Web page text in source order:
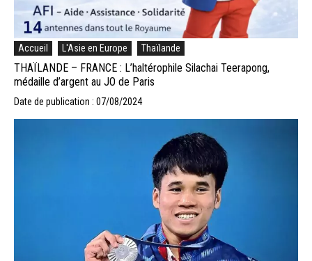
Accueil L'Asie en Europe Thaïlande
THAÏLANDE – FRANCE : L’haltérophile Silachai Teerapong,
médaille d’argent au JO de Paris
Date de publication : 07/08/2024